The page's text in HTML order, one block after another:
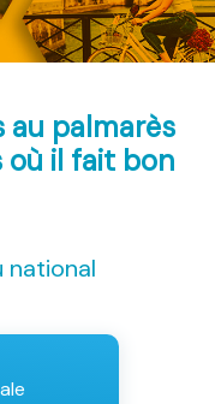
au palmarès
où il fait bon
national